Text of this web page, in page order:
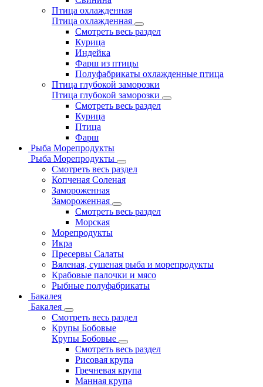
Птица охлажденная
Птица охлажденная
Смотреть весь раздел
Курица
Индейка
Фарш из птицы
Полуфабрикаты охлажденные птица
Птица глубокой заморозки
Птица глубокой заморозки
Смотреть весь раздел
Курица
Птица
Фарш
Рыба Морепродукты
Рыба Морепродукты
Смотреть весь раздел
Копченая Соленая
Замороженная
Замороженная
Смотреть весь раздел
Морская
Морепродукты
Икра
Пресервы Салаты
Вяленая, сушеная рыба и морепродукты
Крабовые палочки и мясо
Рыбные полуфабрикаты
Бакалея
Бакалея
Смотреть весь раздел
Крупы Бобовые
Крупы Бобовые
Смотреть весь раздел
Рисовая крупа
Гречневая крупа
Манная крупа